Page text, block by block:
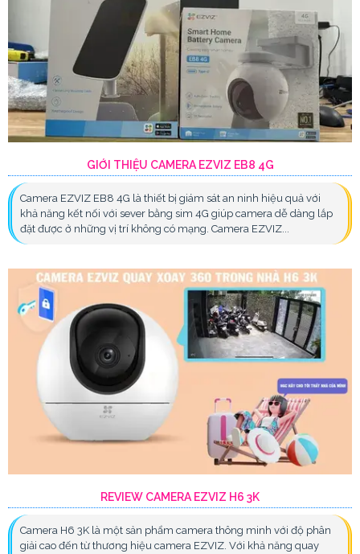
GIỚI THIỆU CAMERA EZVIZ EB8 4G
Camera EZVIZ EB8 4G là thiết bị giám sát an ninh hiệu quả với
khả năng kết nối với sever bằng sim 4G giúp camera dễ dàng lắp
đặt được ở những vị trí không có mạng. Camera EZVIZ...
REVIEW CAMERA EZVIZ H6 3K
Camera H6 3K là một sản phẩm camera thông minh với độ phân
giải cao đến từ thương hiệu camera EZVIZ. Với khả năng quay